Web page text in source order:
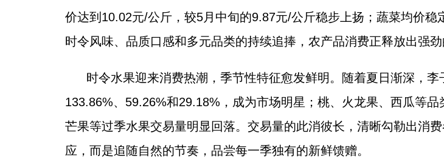
价达到10.02元/公斤，较5月中旬的9.87元/公斤稳步上扬；蔬菜均价
时令风味、品质口感和多元品类的持续追捧，农产品消费正释放出强劲
时令水果迎来消费热潮，季节性特征愈发鲜明。随着夏日渐深，
133.86%、59.26%和29.18%，成为市场明星；桃、火龙果、西瓜等
芒果等过季水果交易量明显回落。交易量的此消彼长，清晰勾勒出消
应，而是追随自然的节奏，品尝每一季独有的新鲜馈赠。